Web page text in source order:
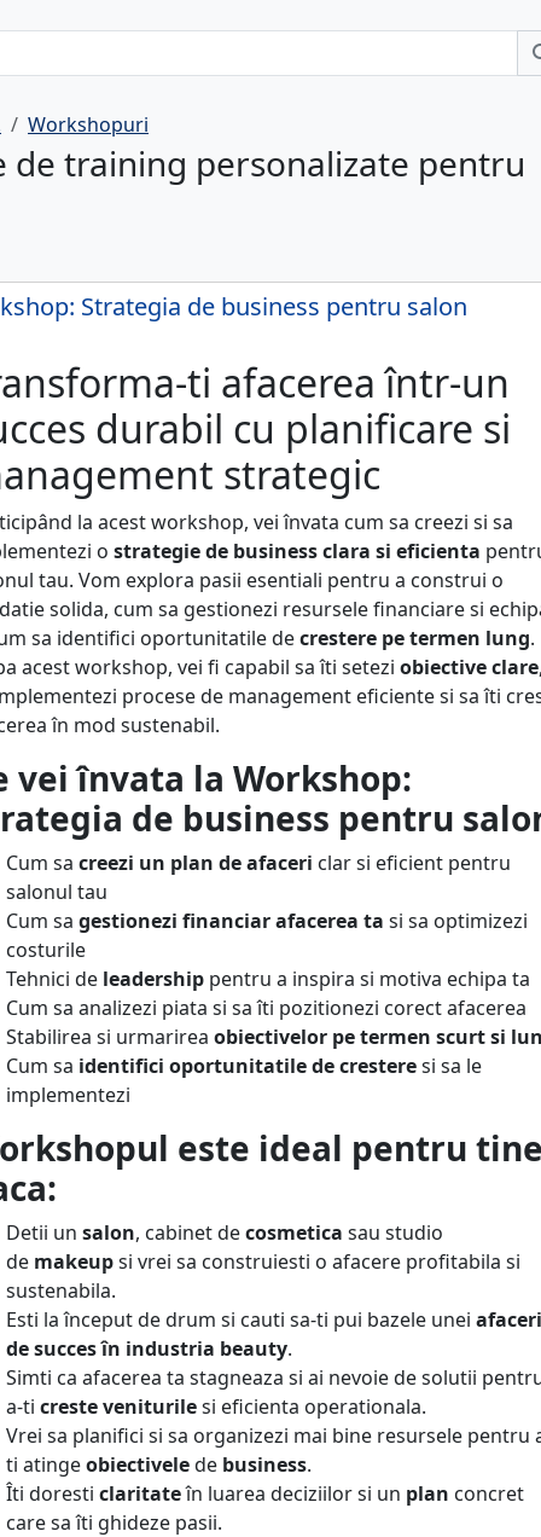
Workshopuri
de training personalizate pentru
Strategia de business pentru salon
ti afacerea într-un
durabil cu planificare si
strategic
la acest workshop, vei învata cum sa creezi si sa
o strategie de business clara si eficienta
tau. Vom explora pasii esentiali pentru a construi o
solida, cum sa gestionezi resursele financiare si
sa identifici oportunitatile decrestere pe termen lung.
acest workshop, vei fi capabil sa îti setezi obiectiveclare
procese de management eficiente si sa îti
în mod sustenabil.
vei învata la Workshop:
de business pentru
Cum sa creezi un plan de afaceri clar si eficient pentru
salonul tau
Cum sa gestionezi financiar afacerea ta si sa optimizezi
costurile
Tehnici de leadershippentru a inspira si motiva echipa ta
Cum sa analizezi piata si sa îti pozitionezi corect afacerea
Stabilirea si urmarirea obiectivelor pe termen scurt si
Cum sa identifici oportunitatile de cresteresi sa le
implementezi
este ideal pentru
Detii un salon, cabinet decosmetica sau studio
de makeupsi vrei sa construiesti o afacere profitabila si
sustenabila.
Esti la început de drum si cauti sa-ti pui bazele unei afaceri
de succes în industria beauty.
Simti ca afacerea ta stagneaza si ai nevoie de solutii
a-ti creste veniturilesi eficienta operationala.
Vrei sa planifici si sa organizezi mai bine resursele pentru
ti atingeobiectivelede business.
Îti doresti claritateîn luarea deciziilor si un plan concret
care sa îti ghideze pasii.